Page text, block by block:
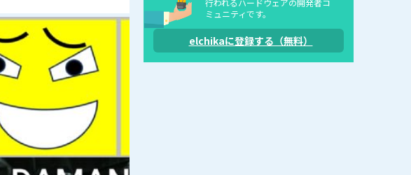
行われるハードウェアの開発者コ
ミュニティです。
elchikaに登録する（無料）